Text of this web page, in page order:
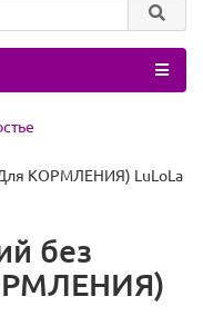
КОРМЛЕНИЯ) LuLoLa
без